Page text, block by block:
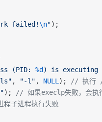
failed!\n");
(PID: %d ) is
, "-l" , NULL );
// 执
);
// 如果execlp失败，会执
子进程执行失败